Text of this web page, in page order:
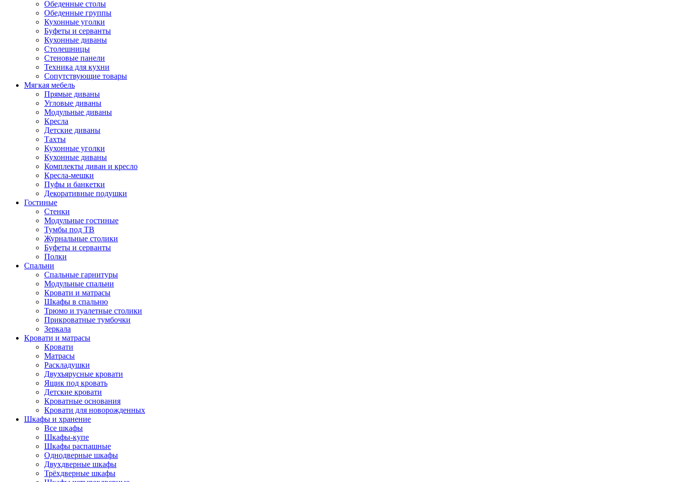
Обеденные столы
Обеденные группы
Кухонные уголки
Буфеты и серванты
Кухонные диваны
Столешницы
Стеновые панели
Техника для кухни
Сопутствующие товары
Мягкая мебель
Прямые диваны
Угловые диваны
Модульные диваны
Кресла
Детские диваны
Тахты
Кухонные уголки
Кухонные диваны
Комплекты диван и кресло
Кресла-мешки
Пуфы и банкетки
Декоративные подушки
Гостиные
Стенки
Модульные гостиные
Тумбы под ТВ
Журнальные столики
Буфеты и серванты
Полки
Спальни
Спальные гарнитуры
Модульные спальни
Кровати и матрасы
Шкафы в спальню
Трюмо и туалетные столики
Прикроватные тумбочки
Зеркала
Кровати и матрасы
Кровати
Матрасы
Раскладушки
Двухъярусные кровати
Ящик под кровать
Детские кровати
Кроватные основания
Кровати для новорожденных
Шкафы и хранение
Все шкафы
Шкафы-купе
Шкафы распашные
Однодверные шкафы
Двухдверные шкафы
Трёхдверные шкафы